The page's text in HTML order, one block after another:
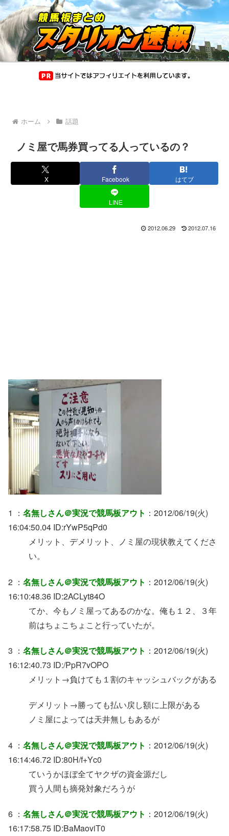
ホーム 話題
ノミ屋で馬券買ってる人っているの？
X Facebook はてブ
LINE
2012.06.29 2012.07.16
1 ： 名無しさん＠実況で競馬板アウト ：2012/06/19(火)
16:04:50.04 ID:rYwP5qPd0
メリット、デメリット、ノミ屋の現状教えてくださ
い。
2 ： 名無しさん＠実況で競馬板アウト ：2012/06/19(火)
16:10:48.36 ID:2ACLyt84O
てか、今もノミ屋ってあるのかな。俺も１２、３年
前はちょこちょこと行っていたが。
3 ： 名無しさん＠実況で競馬板アウト ：2012/06/19(火)
16:12:40.73 ID:/PpR7vOPO
メリット→負けても１割のキャッシュバックがある
デメリット→勝っても払い戻し額に上限がある
ノミ屋によっては天井無しもあるが
4 ： 名無しさん＠実況で競馬板アウト ：2012/06/19(火)
16:14:46.72 ID:80H/f+Yc0
ていうかほぼ全てヤクザの資金源だし
買う人間も摘発対象だろうが
6 ： 名無しさん＠実況で競馬板アウト ：2012/06/19(火)
16:17:58.75 ID:BaMaoviT0